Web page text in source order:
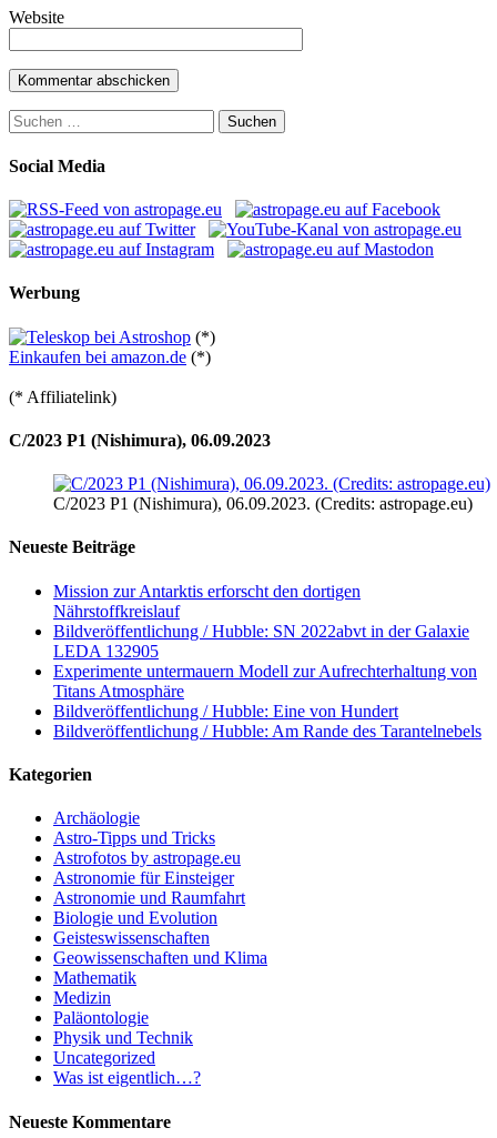
Website
Suchen
nach:
Social Media
Werbung
(*)
Einkaufen bei amazon.de (*)
(* Affiliatelink)
C/2023 P1 (Nishimura), 06.09.2023
C/2023 P1 (Nishimura), 06.09.2023. (Credits: astropage.eu)
Neueste Beiträge
Mission zur Antarktis erforscht den dortigen
Nährstoffkreislauf
Bildveröffentlichung / Hubble: SN 2022abvt in der Galaxie
LEDA 132905
Experimente untermauern Modell zur Aufrechterhaltung von
Titans Atmosphäre
Bildveröffentlichung / Hubble: Eine von Hundert
Bildveröffentlichung / Hubble: Am Rande des Tarantelnebels
Kategorien
Archäologie
Astro-Tipps und Tricks
Astrofotos by astropage.eu
Astronomie für Einsteiger
Astronomie und Raumfahrt
Biologie und Evolution
Geisteswissenschaften
Geowissenschaften und Klima
Mathematik
Medizin
Paläontologie
Physik und Technik
Uncategorized
Was ist eigentlich…?
Neueste Kommentare